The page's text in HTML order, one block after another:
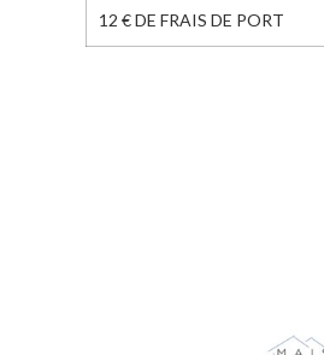
12 € DE FRAIS DE PORT